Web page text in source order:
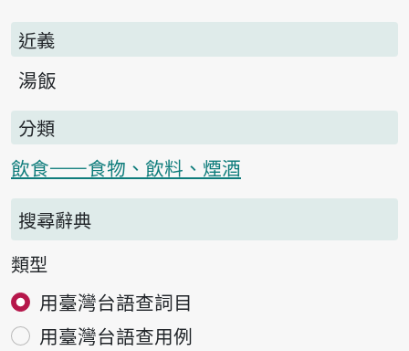
近義
湯飯
分類
飲食——食物、飲料、煙酒
搜尋辭典
類型
用臺灣台語查詞目
用臺灣台語查用例